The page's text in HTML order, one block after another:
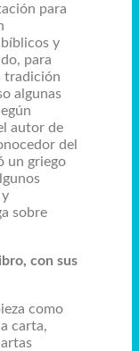
para
y
para
tradición
algunas
autor de
del
un griego
sobre
con sus
como
carta,